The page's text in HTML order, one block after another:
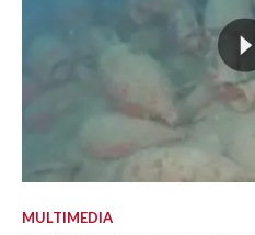
MULTIMEDIA